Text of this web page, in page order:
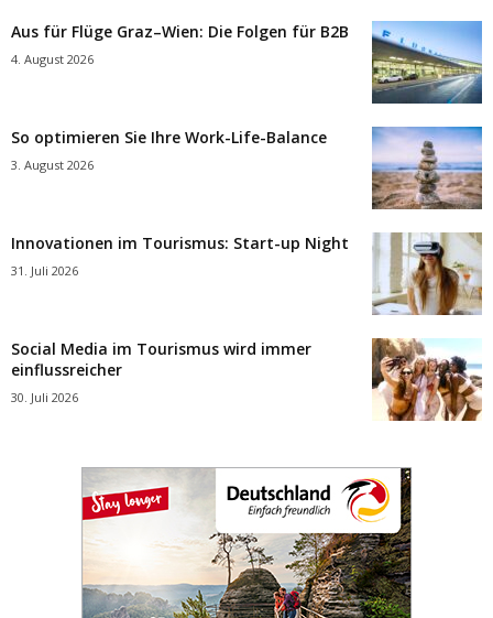
Aus für Flüge Graz–Wien: Die Folgen für B2B
4. August 2026
So optimieren Sie Ihre Work-Life-Balance
3. August 2026
Innovationen im Tourismus: Start-up Night
31. Juli 2026
Social Media im Tourismus wird immer
einflussreicher
30. Juli 2026